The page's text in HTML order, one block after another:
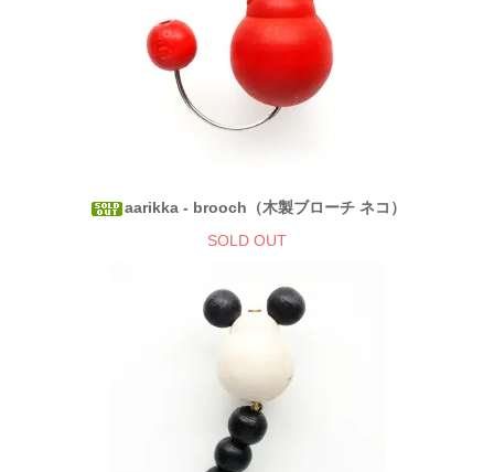
aarikka - brooch（木製ブローチ ネコ）
SOLD OUT